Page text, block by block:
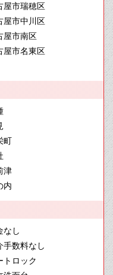
屋市瑞穂区
屋市中川区
屋市南区
屋市名東区
町
津
内
なし
手数料なし
トロック